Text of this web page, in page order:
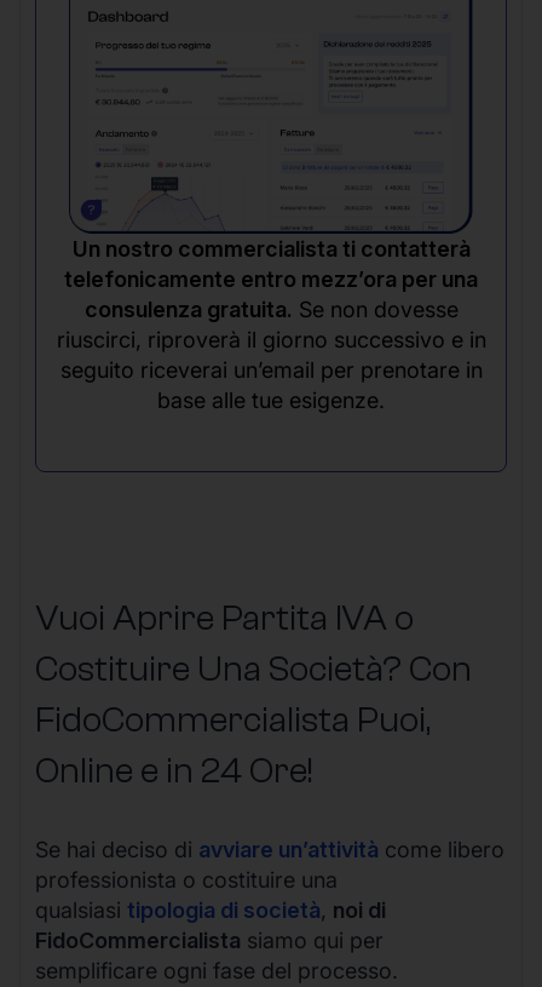
Un nostro commercialista ti contatterà
telefonicamente entro mezz’ora per una
consulenza gratuita. Se non dovesse
riuscirci, riproverà il giorno successivo e in
seguito riceverai un’email per prenotare in
base alle tue esigenze.
Vuoi Aprire Partita IVA o
Costituire Una Società? Con
FidoCommercialista Puoi,
Online e in 24 Ore!
Se hai deciso di avviare un’attività come libero
professionista o costituire una
qualsiasi tipologia di società, noi di
FidoCommercialista siamo qui per
semplificare ogni fase del processo.